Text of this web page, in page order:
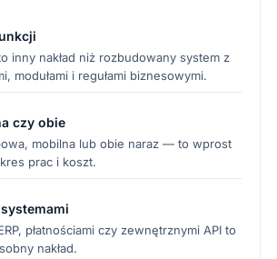
inny nakład niż rozbudowany system z
modułami i regułami biznesowymi.
czy obie
mobilna lub obie naraz — to wprost
prac i koszt.
płatnościami czy zewnętrznymi API to
nakład.